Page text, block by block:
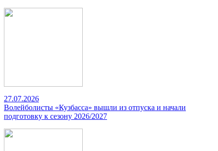
27.07.2026
Волейболисты «Кузбасса» вышли из отпуска и начали
подготовку к сезону 2026/2027